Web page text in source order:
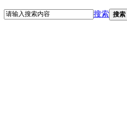
搜索 搜索